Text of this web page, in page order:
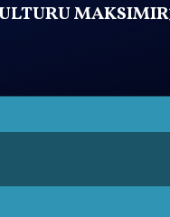
MAKSIMIR